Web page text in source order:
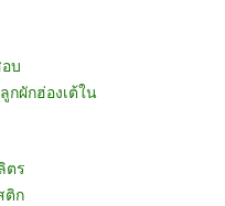
บ
กผักฮ่องเต้ใน
ตร
ติก